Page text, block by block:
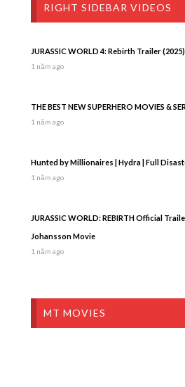
RIGHT SIDEBAR VIDEOS
JURASSIC WORLD 4: Rebirth Trailer (2025)
1 năm ago
THE BEST NEW SUPERHERO MOVIES &
1 năm ago
Hunted by Millionaires | Hydra | Full
1 năm ago
JURASSIC WORLD: REBIRTH Official
Johansson Movie
1 năm ago
MT MOVIES